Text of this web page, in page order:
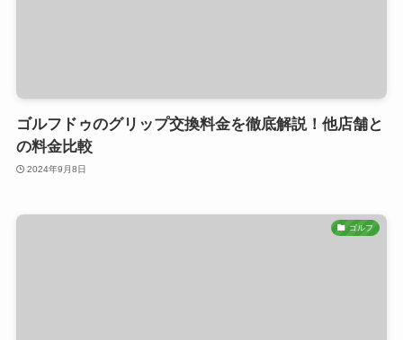
ゴルフドゥのグリップ交換料金を徹底解説！他店舗と
の料金比較
2024年9月8日
ゴルフ